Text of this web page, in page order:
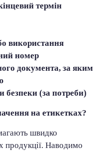
термін
використання
номер
документа, за яким
безпеки (за потреби)
на етикетках?
швидко
продукції. Наводимо